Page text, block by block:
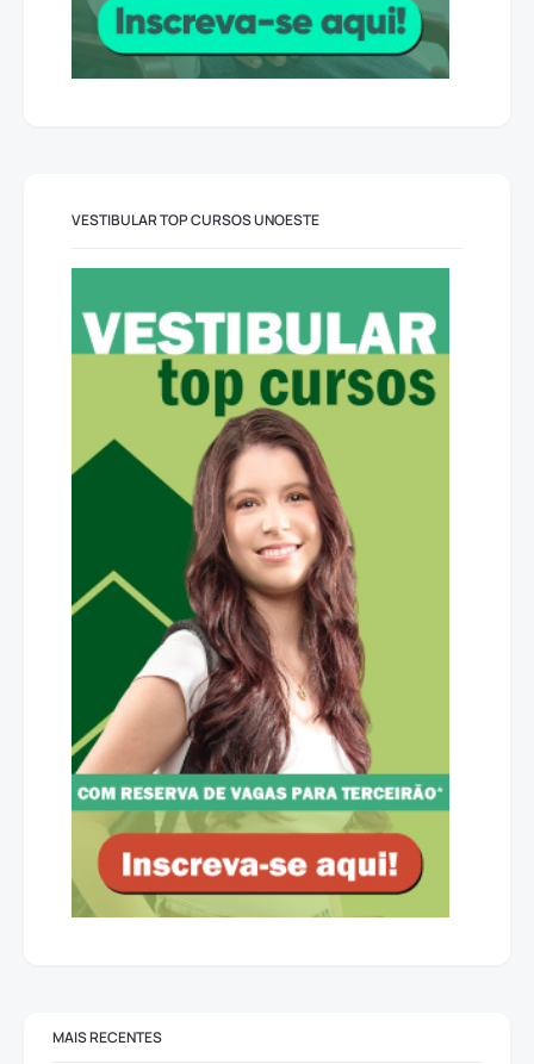
VESTIBULAR TOP CURSOS UNOESTE
MAIS RECENTES